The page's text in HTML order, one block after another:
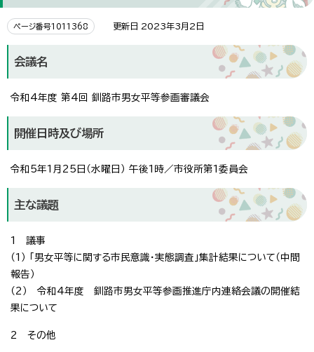
ページ番号1011368 更新日 2023年3月2日
会議名
令和4年度 第4回 釧路市男女平等参画審議会
開催日時及び場所
令和5年1月25日（水曜日） 午後1時／市役所第1委員会
主な議題
1 議事
（1） 「男女平等に関する市民意識・実態調査」集計結果について（中間
報告）
（2） 令和4年度 釧路市男女平等参画推進庁内連絡会議の開催結
果について
2 その他